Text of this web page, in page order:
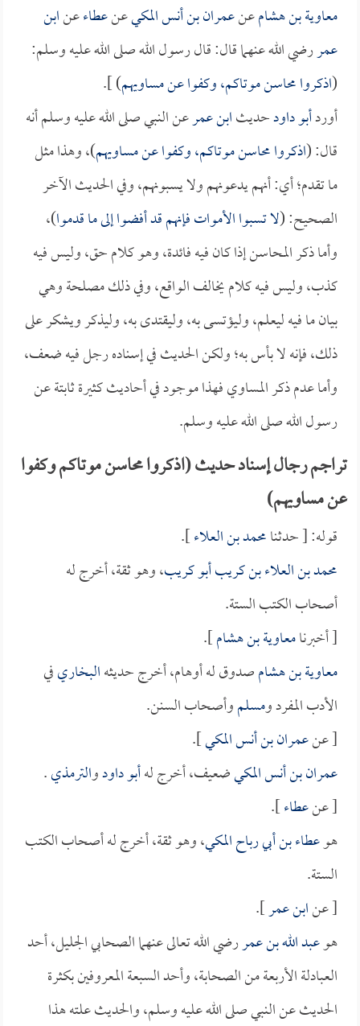
معاوية بن هشامعنعمران بن أنس المكيعنعطاءعنابن
عمررضي الله عنهما قال: قال رسول الله صلى الله عليه وسلم:
(اذكروا محاسن موتاكم، وكفوا عن مساويهم) ].
أوردأبو داودحديثابن عمرعن النبي صلى الله عليه وسلم أنه
قال: (اذكروا محاسن موتاكم، وكفوا عن مساويهم)، وهذا مثل
ما تقدم؛ أي: أنهم يدعونهم ولا يسبونهم، وفي الحديث الآخر
الصحيح: (لا تسبوا الأموات فإنهم قد أفضوا إلى ما قدموا)،
وأما ذكر المحاسن إذا كان فيه فائدة، وهو كلام حق، وليس فيه
كذب، وليس فيه كلام يخالف الواقع، وفي ذلك مصلحة وهي
بيان ما فيه ليعلم، وليؤتسى به، وليقتدى به، وليذكر ويشكر على
ذلك، فإنه لا بأس به؛ ولكن الحديث في إسناده رجل فيه ضعف،
وأما عدم ذكر المساوي فهذا موجود في أحاديث كثيرة ثابتة عن
رسول الله صلى الله عليه وسلم.
تراجم رجال إسناد حديث (اذكروا محاسن موتاكم وكفوا
عن مساويهم)
قوله: [ حدثنامحمد بن العلاء].
محمد بن العلاء بن كريب أبو كريب، وهو ثقة، أخرج له
أصحاب الكتب الستة.
[ أخبرنامعاوية بن هشام].
معاوية بن هشامصدوق له أوهام، أخرج حديثهالبخاريفي
الأدب المفرد ومسلموأصحاب السنن.
[ عنعمران بن أنس المكي].
عمران بن أنس المكيضعيف، أخرج لهأبو داودوالترمذي.
[ عنعطاء].
هوعطاء بن أبي رباح المكي، وهو ثقة، أخرج له أصحاب الكتب
الستة.
[ عنابن عمر].
هوعبد الله بن عمررضي الله تعالى عنهما الصحابي الجليل، أحد
العبادلة الأربعة من الصحابة، وأحد السبعة المعروفين بكثرة
الحديث عن النبي صلى الله عليه وسلم، والحديث علته هذا